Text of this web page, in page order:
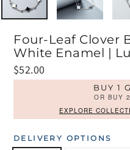
Four-Leaf Clover
White Enamel |
Prix
régulier
$52.00
BUY 1
OR BUY
EXPLORE
DELIVERY OPTIONS